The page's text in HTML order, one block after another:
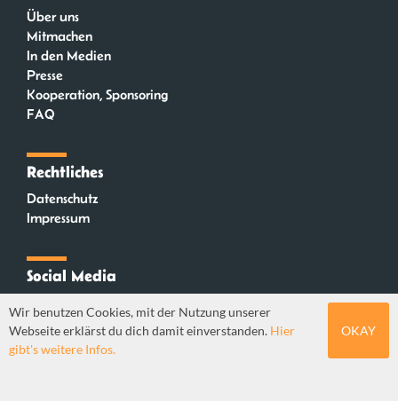
Über uns
Mitmachen
In den Medien
Presse
Kooperation, Sponsoring
FAQ
Rechtliches
Datenschutz
Impressum
Social Media
Mastodon
Wir benutzen Cookies, mit der Nutzung unserer
Webseite erklärst du dich damit einverstanden. Hier
gibt's weitere Infos.
OKAY